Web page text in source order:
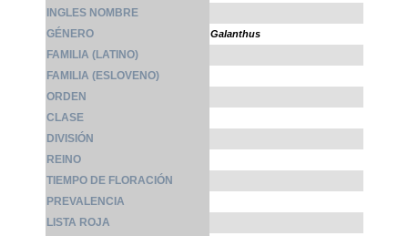
INGLES NOMBRE
GÉNERO
Galanthus
FAMILIA (LATINO)
FAMILIA (ESLOVENO)
ORDEN
CLASE
DIVISIÓN
REINO
TIEMPO DE FLORACIÓN
PREVALENCIA
LISTA ROJA